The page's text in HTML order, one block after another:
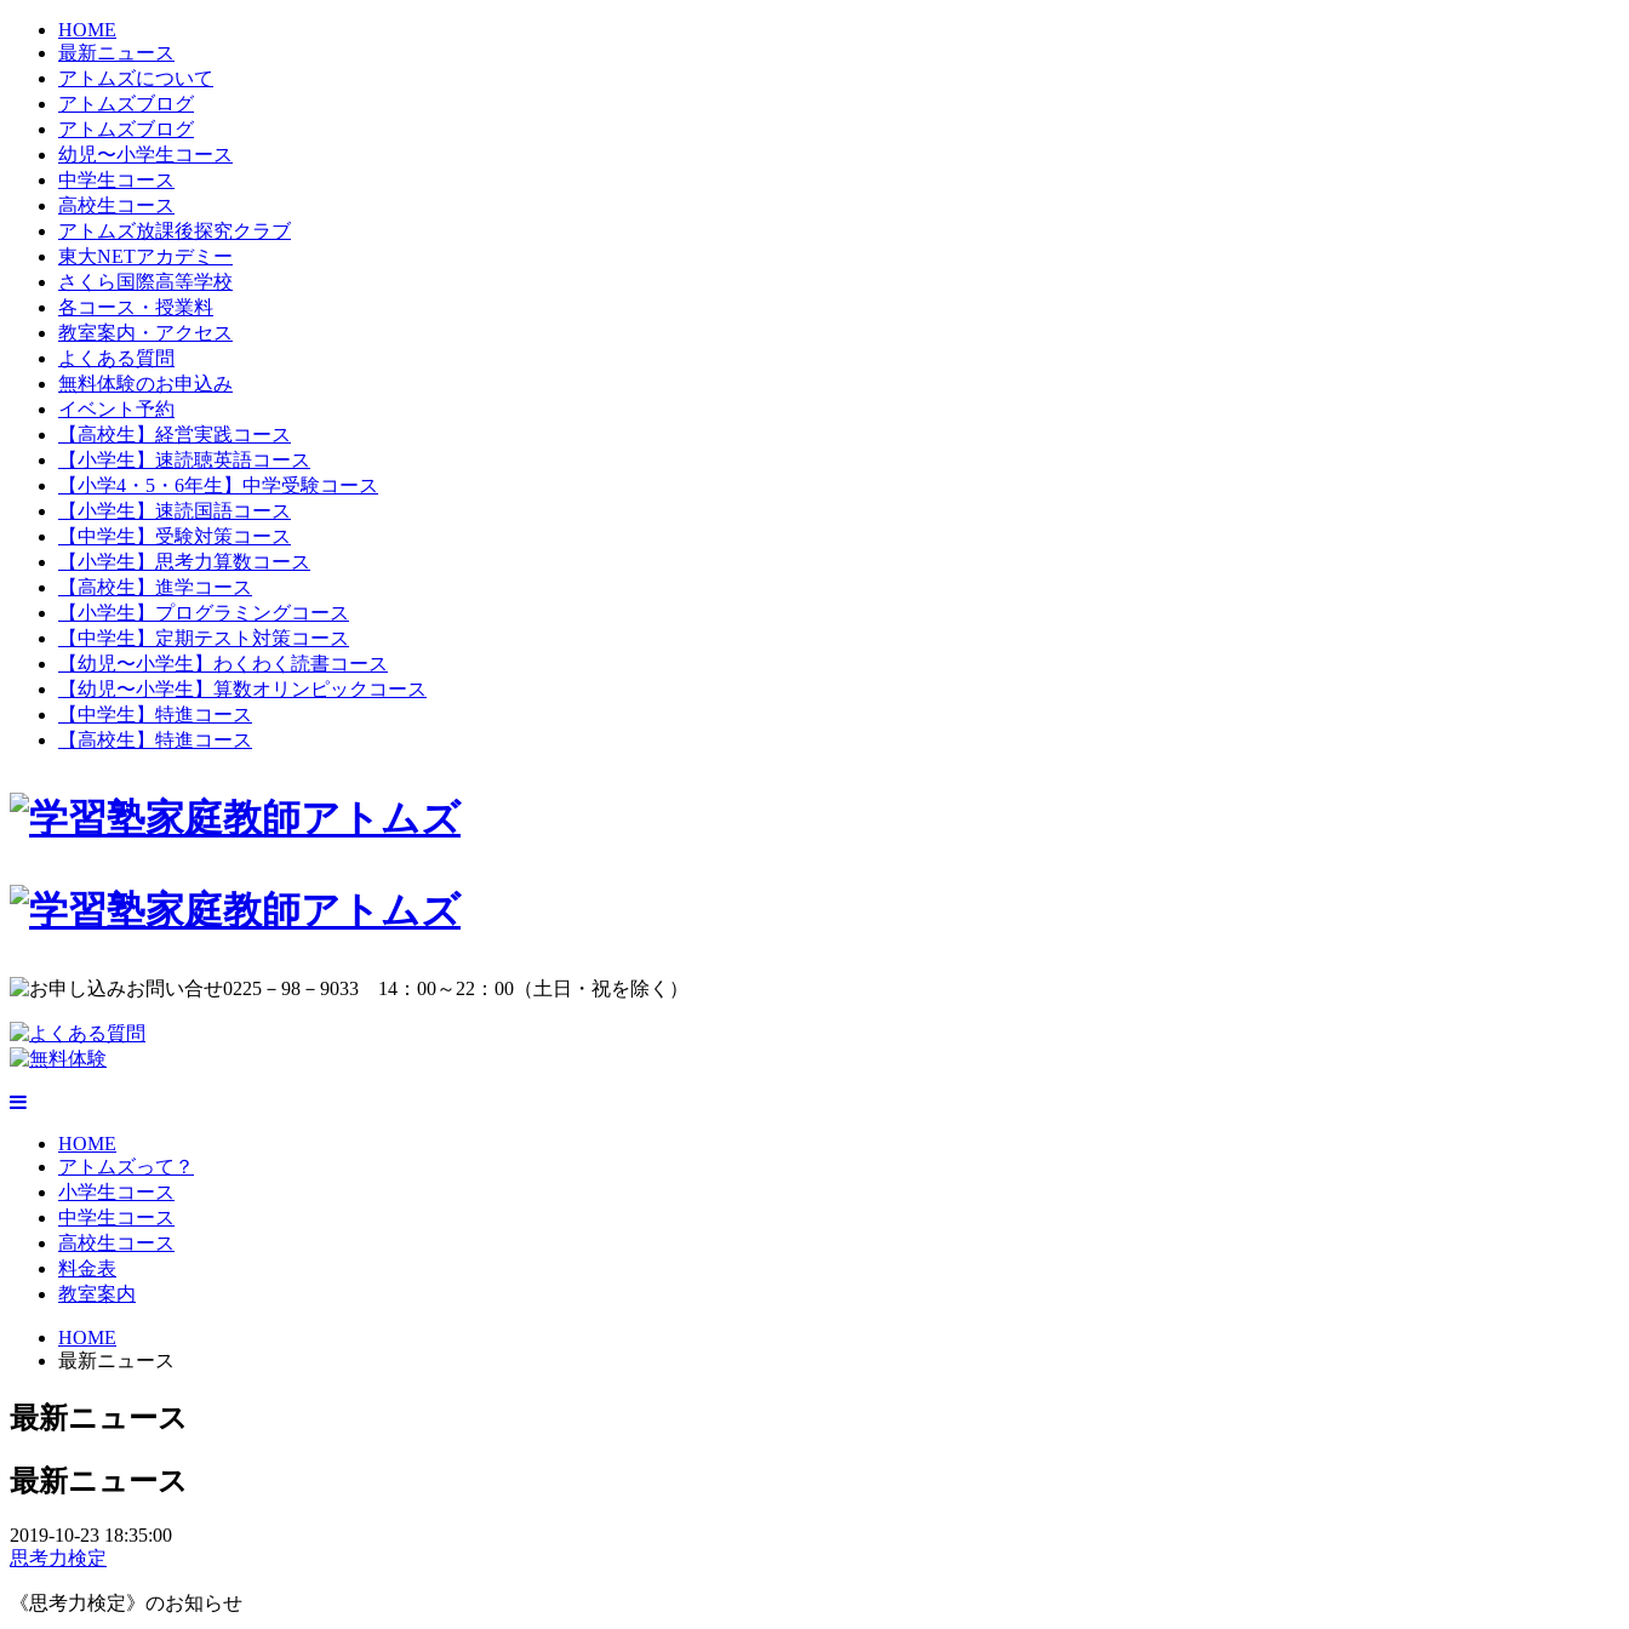
HOME
最新ニュース
アトムズについて
アトムズブログ
アトムズブログ
幼児〜小学生コース
中学生コース
高校生コース
アトムズ放課後探究クラブ
東大NETアカデミー
さくら国際高等学校
各コース・授業料
教室案内・アクセス
よくある質問
無料体験のお申込み
イベント予約
【高校生】経営実践コース
【小学生】速読聴英語コース
【小学4・5・6年生】中学受験コース
【小学生】速読国語コース
【中学生】受験対策コース
【小学生】思考力算数コース
【高校生】進学コース
【小学生】プログラミングコース
【中学生】定期テスト対策コース
【幼児〜小学生】わくわく読書コース
【幼児〜小学生】算数オリンピックコース
【中学生】特進コース
【高校生】特進コース
HOME
アトムズって？
小学生コース
中学生コース
高校生コース
料金表
教室案内
HOME
最新ニュース
最新ニュース
最新ニュース
2019-10-23 18:35:00
思考力検定
《思考力検定》のお知らせ